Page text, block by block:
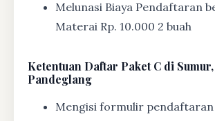
Melunasi Biaya Pendaftaran
Materai Rp. 10.000 2 buah
Ketentuan Daftar Paket C di
Pandeglang
Mengisi formulir